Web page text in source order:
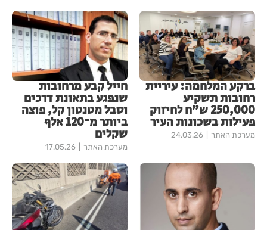
ברקע המלחמה: עיריית
רחובות תשקיע
250,000 ש”ח לחיזוק
פעילות בשכונות העיר
מערכת האתר 24.03.26
חייל קבע מרחובות
שנפגע בתאונת דרכים
וסבל מטנטון קל, פוצה
ביותר מ־120 אלף
שקלים
מערכת האתר 17.05.26